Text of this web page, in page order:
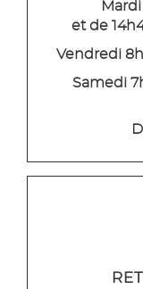
Mardi
et de
Vendredi
Samedi